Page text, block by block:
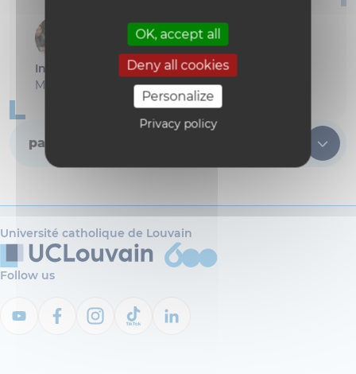
OK, accept all
Deny all cookies
Personalize
Privacy policy
Ingrid. L.
Maman
page
Université catholique de Louvain
Follow us